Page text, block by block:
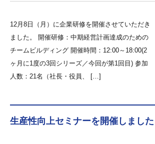
12月8日（月）に企業研修を開催させていただき
ました。 開催研修：中期経営計画達成のための
チームビルディング 開催時間：12:00～18:00(2
ヶ月に1度の3回シリーズ／今回が第1回目) 参加
人数：21名（社長・役員、 […]
生産性向上セミナーを開催しました